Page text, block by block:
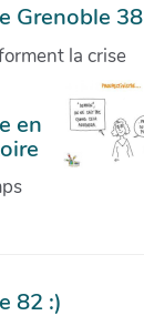
Grenoble 38
la crise
en
82 :)